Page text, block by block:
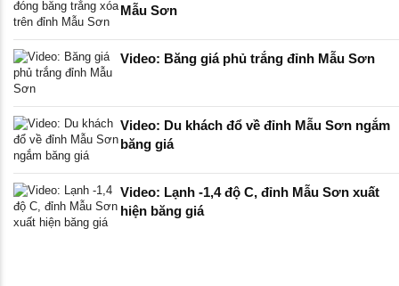
Mẫu Sơn
Video: Băng giá phủ trắng đỉnh Mẫu Sơn
Video: Du khách đổ về đỉnh Mẫu Sơn ngắm
băng giá
Video: Lạnh -1,4 độ C, đỉnh Mẫu Sơn xuất
hiện băng giá